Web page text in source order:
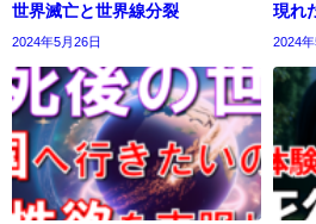
世界滅亡と世界線分裂
2024年5月26日
現れ
2024